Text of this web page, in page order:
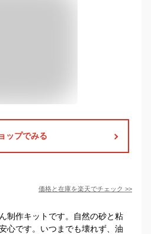
ップでみる
価格と在庫を楽天でチェック >>
制作キットです。自然の砂と粘
心です。いつまでも壊れず、油